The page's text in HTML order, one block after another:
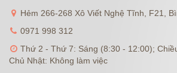
Hẻm 266-268 Xô Viết Nghệ Tĩnh, F21,
0971 998 312
Thứ 2 - Thứ 7: Sáng (8:30 - 12:00);
Chủ Nhật: Không làm việc